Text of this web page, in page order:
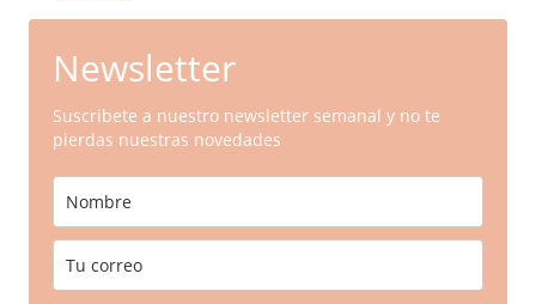
Newsletter
Suscribete a nuestro newsletter semanal y no te
pierdas nuestras novedades